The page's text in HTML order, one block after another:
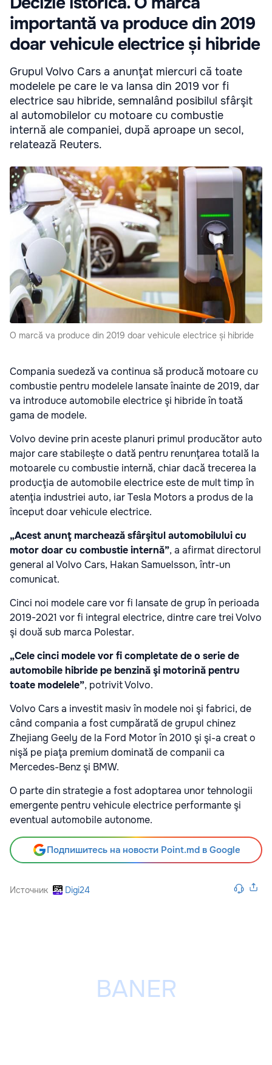
importantă va produce din 2019
doar vehicule electrice și hibride
Grupul Volvo Cars a anunţat miercuri că toate
modelele pe care le va lansa din 2019 vor fi
electrice sau hibride, semnalând posibilul sfârşit
al automobilelor cu motoare cu combustie
internă ale companiei, după aproape un secol,
relatează Reuters.
O marcă va produce din 2019 doar vehicule electrice și hibride
Compania suedeză va continua să producă motoare cu
combustie pentru modelele lansate înainte de 2019, dar
va introduce automobile electrice şi hibride în toată
gama de modele.
Volvo devine prin aceste planuri primul producător auto
major care stabileşte o dată pentru renunţarea totală la
motoarele cu combustie internă, chiar dacă trecerea la
producţia de automobile electrice este de mult timp în
atenţia industriei auto, iar Tesla Motors a produs de la
început doar vehicule electrice.
„Acest anunţ marchează sfârşitul automobilului cu
motor doar cu combustie internă”, a afirmat directorul
general al Volvo Cars, Hakan Samuelsson, într-un
comunicat.
Cinci noi modele care vor fi lansate de grup în perioada
2019-2021 vor fi integral electrice, dintre care trei Volvo
şi două sub marca Polestar.
„Cele cinci modele vor fi completate de o serie de
automobile hibride pe benzină şi motorină pentru
toate modelele”, potrivit Volvo.
Volvo Cars a investit masiv în modele noi şi fabrici, de
când compania a fost cumpărată de grupul chinez
Zhejiang Geely de la Ford Motor în 2010 şi şi-a creat o
nişă pe piaţa premium dominată de companii ca
Mercedes-Benz şi BMW.
O parte din strategie a fost adoptarea unor tehnologii
emergente pentru vehicule electrice performante şi
eventual automobile autonome.
Подпишитесь на новости Point.md в Google
Источник Digi24